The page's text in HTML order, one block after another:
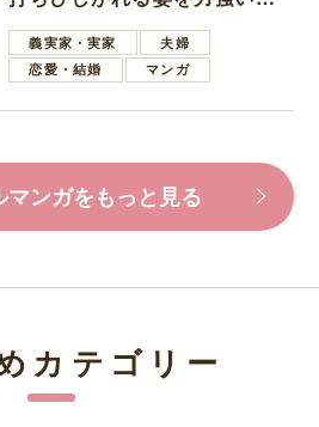
葉で励ます夫
義実家・実家
夫婦
恋愛・結婚
マンガ
マンガをもっと見る
カテゴリー